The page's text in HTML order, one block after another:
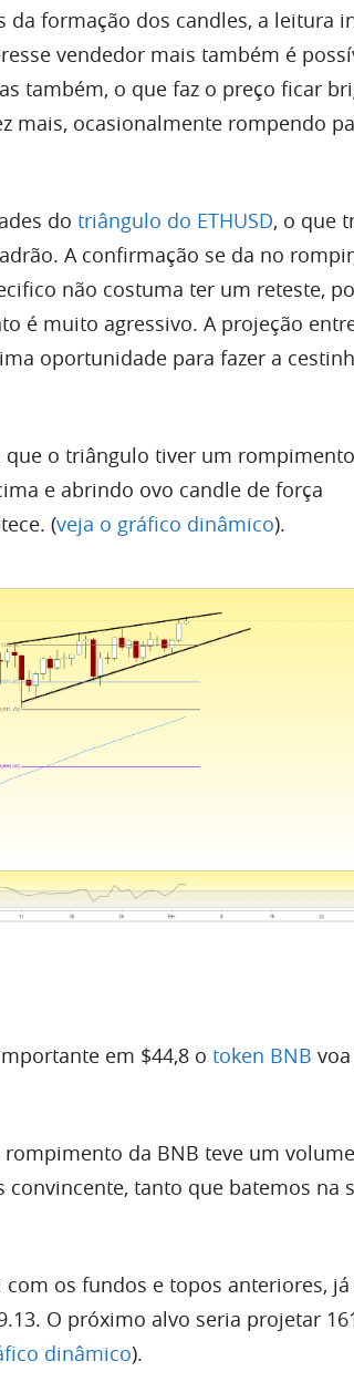
formação dos candles, a leitura
vendedor mais também é
também, o que faz o preço ficar
mais, ocasionalmente rompendo
do triângulo do ETHUSD, o que
A confirmação se da no
não costuma ter um reteste,
é muito agressivo. A projeção
oportunidade para fazer a
que o triângulo tiver um
e abrindo ovo candle de força
(veja o gráfico dinâmico).
em $44,8 o token BNB
rompimento da BNB teve um volume
tanto que batemos na
os fundos e topos anteriores,
O próximo alvo seria projetar
dinâmico).